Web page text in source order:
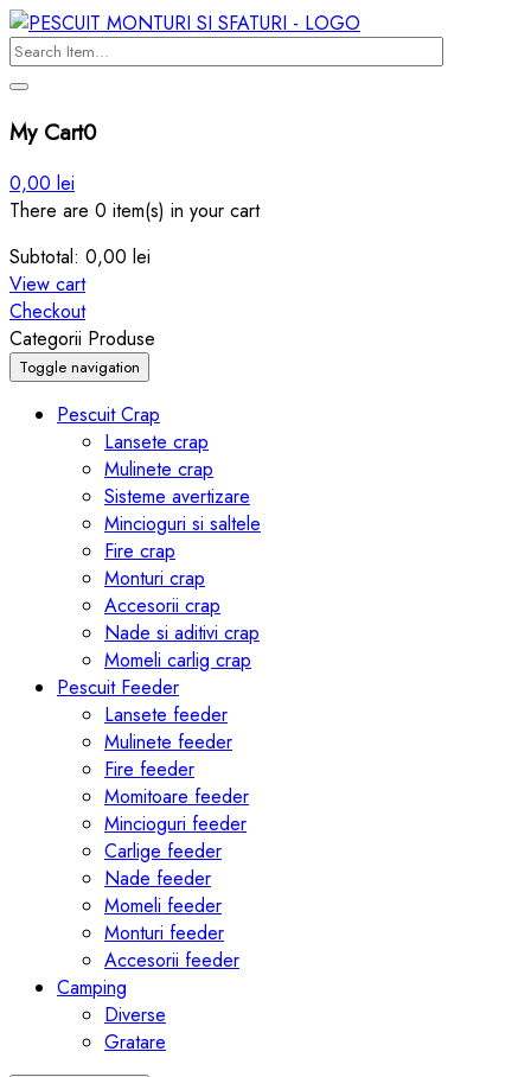
My Cart0
0,00 lei
There are 0 item(s) in your cart
Subtotal: 0,00 lei
View cart
Checkout
Categorii Produse
Toggle navigation
Pescuit Crap
Lansete crap
Mulinete crap
Sisteme avertizare
Mincioguri si saltele
Fire crap
Monturi crap
Accesorii crap
Nade si aditivi crap
Momeli carlig crap
Pescuit Feeder
Lansete feeder
Mulinete feeder
Fire feeder
Momitoare feeder
Mincioguri feeder
Carlige feeder
Nade feeder
Momeli feeder
Monturi feeder
Accesorii feeder
Camping
Diverse
Gratare